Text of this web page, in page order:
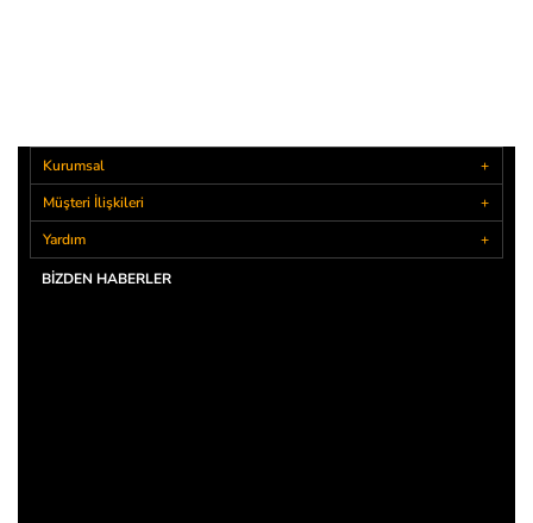
Kurumsal
Müşteri İlişkileri
Yardım
BIZDEN HABERLER